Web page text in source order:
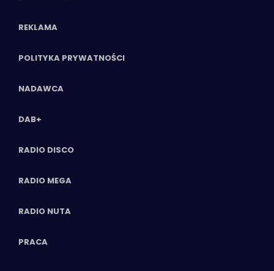
REKLAMA
POLITYKA PRYWATNOŚCI
NADAWCA
DAB+
RADIO DISCO
RADIO MEGA
RADIO NUTA
PRACA